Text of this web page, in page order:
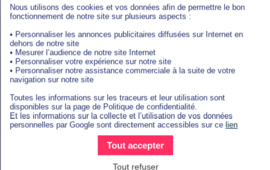
DÉPOSER SA CANDIDATURE
Commercial Et Relation Client
Alternance Assistant(e)
communication - Saint-Rémy-de-
Nous utilisons des cookies et vos données afin de permettre le bon
fonctionnement de notre site sur plusieurs aspects :
• Personnaliser les annonces publicitaires diffusées sur Internet en
dehors de notre site
• Mesurer l’audience de notre site Internet
• Personnaliser votre expérience sur notre site
• Personnaliser notre assistance commerciale à la suite de votre
navigation sur notre site
Toutes les informations sur les traceurs et leur utilisation sont
disponibles sur la page de Politique de confidentialité.
Et les informations sur la collecte et l’utilisation de vos données
personnelles par Google sont directement accessibles sur ce lien
Tout accepter
Tout refuser